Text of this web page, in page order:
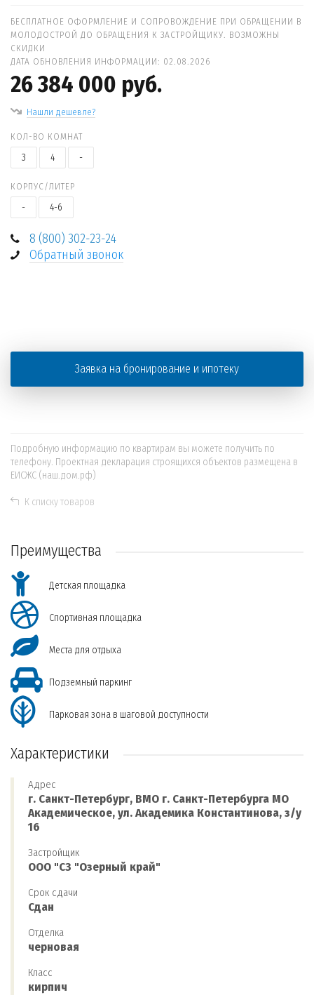
БЕСПЛАТНОЕ ОФОРМЛЕНИЕ И СОПРОВОЖДЕНИЕ ПРИ ОБРАЩЕНИИ В
МОЛОДОСТРОЙ ДО ОБРАЩЕНИЯ К ЗАСТРОЙЩИКУ. ВОЗМОЖНЫ
СКИДКИ
ДАТА ОБНОВЛЕНИЯ ИНФОРМАЦИИ: 02.08.2026
26 384 000 руб.
Нашли дешевле?
КОЛ-ВО КОМНАТ
3 4 -
КОРПУС/ЛИТЕР
- 4-6
8 (800) 302-23-24
Обратный звонок
Заявка на бронирование и ипотеку
Подробную информацию по квартирам вы можете получить по
телефону. Проектная декларация строящихся объектов размещена в
ЕИСЖС (наш.дом.рф)
К списку товаров
Преимущества
Детская площадка
Спортивная площадка
Места для отдыха
Подземный паркинг
Парковая зона в шаговой доступности
Характеристики
Адрес
г. Санкт-Петербург, ВМО г. Санкт-Петербурга МО
Академическое, ул. Академика Константинова, з/у
16
Застройщик
ООО "СЗ "Озерный край"
Срок сдачи
Сдан
Отделка
черновая
Класс
кирпич